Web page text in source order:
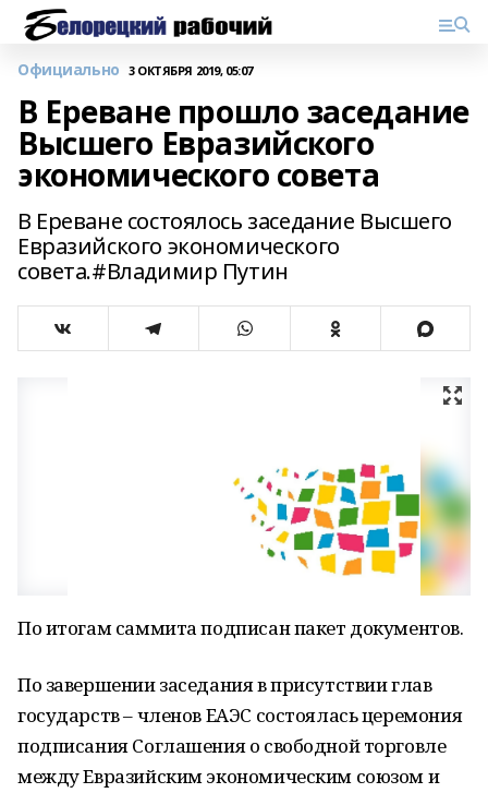
Официально 3 ОКТЯБРЯ 2019, 05:07
В Ереване прошло заседание
Высшего Евразийского
экономического совета
В Ереване состоялось заседание Высшего
Евразийского экономического
совета.#Владимир Путин
По итогам саммита подписан пакет документов.
По завершении заседания в присутствии глав
государств – членов ЕАЭС состоялась церемония
подписания Соглашения о свободной торговле
между Евразийским экономическим союзом и